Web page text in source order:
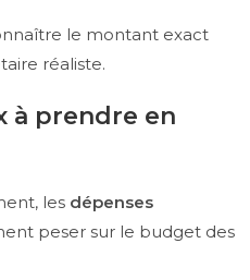
le montant exact
réaliste.
à prendre en
les dépenses
peser sur le budget des